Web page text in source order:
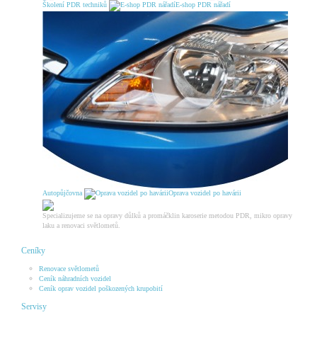
Školení PDR techniků
E-shop PDR nářadí
Autopůjčovna Oprava vozidel po havárii
Specializujeme se na opravy důlků a promáčklin karoserie metodou PDR, mikro opravy
laku a renovaci světlometů.
Ceníky
Renovace světlometů
Ceník náhradních vozidel
Ceník oprav vozidel poškozených krupobití
Servisy